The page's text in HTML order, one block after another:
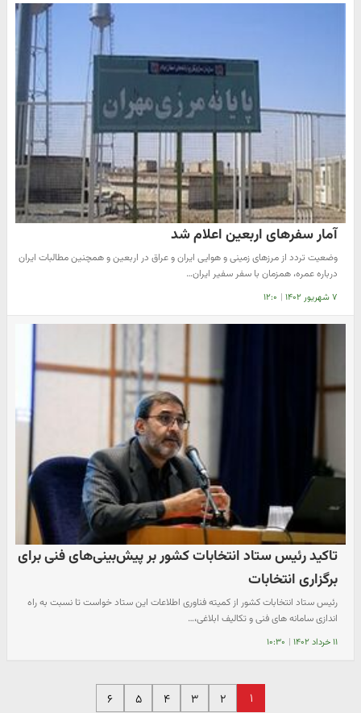
آمار سفرهای اربعین اعلام شد
وضعیت تردد از مرزهای زمینی و هوایی ایران و عراق در اربعین و همچنین مطالبات ایران
درباره عمره، همزمان با سفر سفیر ایران…
۷ شهریور ۱۴۰۲ | ۱۲:۰
تاکید رئیس ستاد انتخابات کشور بر پیش‌بینی‌های فنی برای
برگزاری انتخابات
رئیس ستاد انتخابات کشور از کمیته فناوری اطلاعات این ستاد خواست تا نسبت به راه
اندازی سامانه های فنی و تکالیف ابلاغی،…
۱۱ خرداد ۱۴۰۲ | ۱۰:۳۰
۱ ۲ ۳ ۴ ۵ ۶